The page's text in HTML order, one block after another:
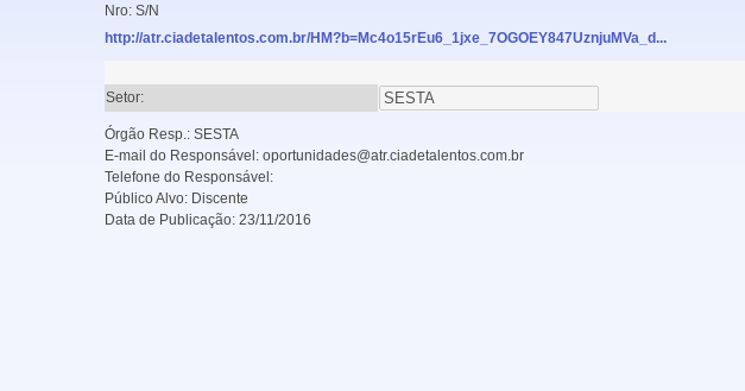
Nro:S/N
http://atr.ciadetalentos.com.br/HM?b=Mc4o15rEu6_1jxe_7OGOEY847UznjuMVa_d...
Setor:
Órgão Resp.:SESTA
E-mail do Responsável:oportunidades@atr.ciadetalentos.com.br
Telefone do Responsável:
Público Alvo: Discente
Data de Publicação:23/11/2016